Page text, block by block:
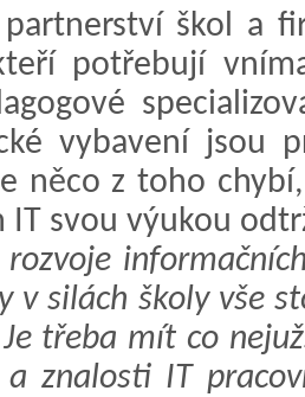
škol a
potřebují
vybavení jsou
něco z toho
IT svou výukou
rozvoje
v silách školy vše
Je třeba mít co
a znalosti IT